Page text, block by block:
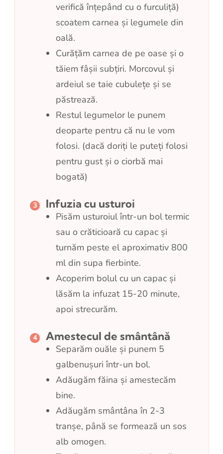
verifică înțepând cu o furculiță)
scoatem carnea și legumele din
oală.
Curățăm carnea de pe oase și o
tăiem fâșii subțiri. Morcovul și
ardeiul se taie cubulețe și se
păstrează.
Restul legumelor le punem
deoparte pentru că nu le vom
folosi. (dacă doriți le puteți folosi
pentru gust și o ciorbă mai
bogată)
Infuzia cu usturoi
Pisăm usturoiul într-un bol termic
sau o crăticioară cu capac și
turnăm peste el aproximativ 800
ml din supa fierbinte.
Acoperim bolul cu un capac și
lăsăm la infuzat 15-20 minute,
apoi strecurăm.
Amestecul de smântână
Separăm ouăle și punem 5
galbenușuri într-un bol.
Adăugăm făina și amestecăm
bine.
Adăugăm smântâna în 2-3
tranșe, până se formează un sos
alb omogen.